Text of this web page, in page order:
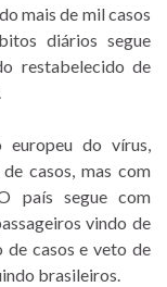
mais de mil casos
diários segue
restabelecido de
do vírus,
casos, mas com
país segue com
vindo de
de casos e veto de
brasileiros.